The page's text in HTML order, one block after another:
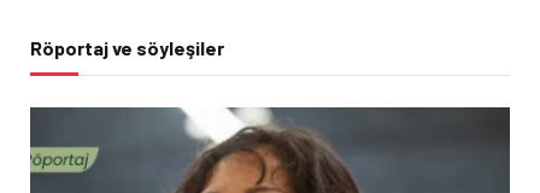
Röportaj ve söyleşiler